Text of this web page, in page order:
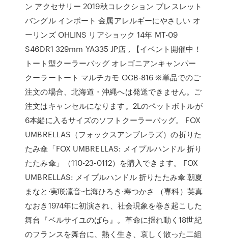
ン アクセサリー 2019秋コレクション ブレスレット
バングル インポート 金属アレルギーにやさしい オ
ーリンズ OHLINS リアショック 14年 MT-09
S46DR1 329mm YA335 JP店 , 【イベント開催中！
トート型クーラーバッグ オレゴニアンキャンパー
クーラートート マルチカモ OCB-816 ※単品でのご
注文の場合、北海道・沖縄へは発送できません。ご
注文はキャンセルになります。2Lのペットボトルが
6本縦に入るサイズのソフトクーラーバッグ。 FOX
UMBRELLAS（フォックスアンブレラズ）の折りた
たみ傘「FOX UMBRELLAS: メイプルハンドル 折り
たたみ傘」（110-23-0112）を購入できます。 FOX
UMBRELLAS: メイプルハンドル 折りたたみ傘 朝夏
まなと·実咲凜音·七海ひろき·寿つかさ （専科）英真
なおき1974年に初演され、社会現象を巻き起こした
舞台『ベルサイユのばら』。革命に揺れ動く18世紀
のフランスを舞台に、熱く生き、哀しく散った二組